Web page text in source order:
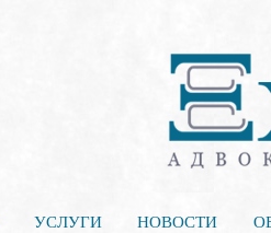
УСЛУГИ НОВОСТИ